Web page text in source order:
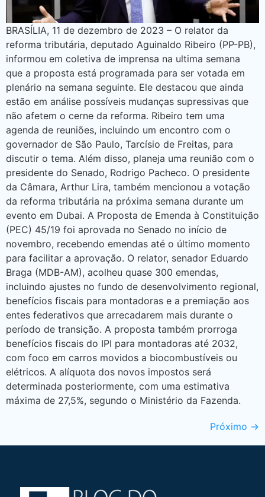
BRASÍLIA, 11 de dezembro de 2023 – O relator da
reforma tributária, deputado Aguinaldo Ribeiro (PP-PB),
informou em coletiva de imprensa na ultima semana
que a proposta está programada para ser votada em
plenário na semana seguinte. Ele destacou que ainda
estão em análise possíveis mudanças supressivas que
não afetem o cerne da reforma. Ribeiro tem uma
agenda de reuniões, incluindo um encontro com o
governador de São Paulo, Tarcísio de Freitas, para
discutir o tema. Além disso, planeja uma reunião com o
presidente do Senado, Rodrigo Pacheco. O presidente
da Câmara, Arthur Lira, também mencionou a votação
da reforma tributária na próxima semana durante um
evento em Dubai. A Proposta de Emenda à Constituição
(PEC) 45/19 foi aprovada no Senado no início de
novembro, recebendo emendas até o último momento
para facilitar a aprovação. O relator, senador Eduardo
Braga (MDB-AM), acolheu quase 300 emendas,
incluindo ajustes no fundo de desenvolvimento regional,
benefícios fiscais para montadoras e a premiação aos
entes federativos que arrecadarem mais durante o
período de transição. A proposta também prorroga
benefícios fiscais do IPI para montadoras até 2032,
com foco em carros movidos a biocombustíveis ou
elétricos. A alíquota dos novos impostos será
determinada posteriormente, com uma estimativa
máxima de 27,5%, segundo o Ministério da Fazenda.
Próximo →